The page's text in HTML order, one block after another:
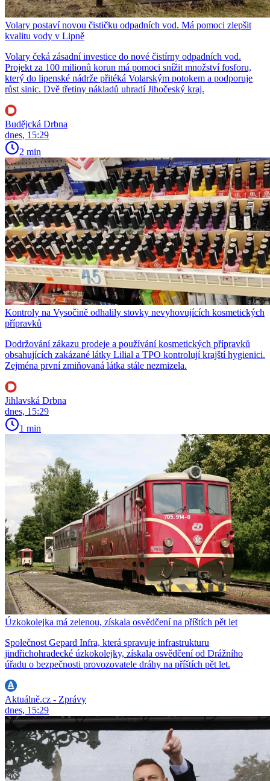
Volary postaví novou čističku odpadních vod. Má pomoci zlepšit
kvalitu vody v Lipně
Volary čeká zásadní investice do nové čistírny odpadních vod.
Projekt za 100 milionů korun má pomoci snížit množství fosforu,
který do lipenské nádrže přitéká Volarským potokem a podporuje
růst sinic. Dvě třetiny nákladů uhradí Jihočeský kraj.
Budějcká Drbna
dnes, 15:29
2 min
Kontroly na Vysočině odhalily stovky nevyhovujících kosmetických
přípravků
Dodržování zákazu prodeje a používání kosmetických přípravků
obsahujících zakázané látky Lilial a TPO kontrolují krajští hygienici.
Zejména první zmiňovaná látka stále nezmizela.
Jihlavská Drbna
dnes, 15:29
1 min
Úzkokolejka má zelenou, získala osvědčení na příštích pět let
Společnost Gepard Infra, která spravuje infrastrukturu
jindřichohradecké úzkokolejky, získala osvědčení od Drážního
úřadu o bezpečnosti provozovatele dráhy na příštích pět let.
Aktuálně.cz - Zprávy
dnes, 15:29